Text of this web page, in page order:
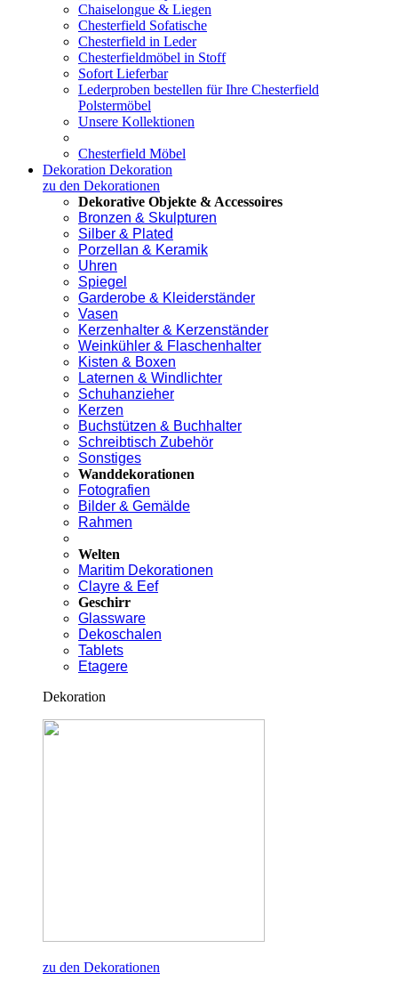
Chaiselongue & Liegen
Chesterfield Sofatische
Chesterfield in Leder
Chesterfieldmöbel in Stoff
Sofort Lieferbar
Lederproben bestellen für Ihre Chesterfield
Polstermöbel
Unsere Kollektionen
Chesterfield Möbel
Dekoration Dekoration
zu den Dekorationen
Dekorative Objekte & Accessoires
Bronzen & Skulpturen
Silber & Plated
Porzellan & Keramik
Uhren
Spiegel
Garderobe & Kleiderständer
Vasen
Kerzenhalter & Kerzenständer
Weinkühler & Flaschenhalter
Kisten & Boxen
Laternen & Windlichter
Schuhanzieher
Kerzen
Buchstützen & Buchhalter
Schreibtisch Zubehör
Sonstiges
Wanddekorationen
Fotografien
Bilder & Gemälde
Rahmen
Welten
Maritim Dekorationen
Clayre & Eef
Geschirr
Glassware
Dekoschalen
Tablets
Etagere
Dekoration
zu den Dekorationen